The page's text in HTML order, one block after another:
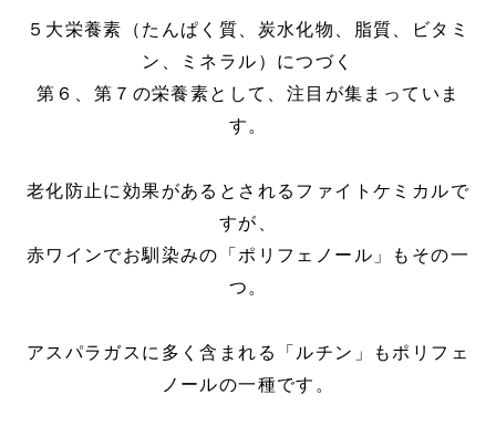
５大栄養素（たんぱく質、炭水化物、脂質、ビタミ
ン、ミネラル）につづく
第６、第７の栄養素として、注目が集まっていま
す。
老化防止に効果があるとされるファイトケミカルで
すが、
赤ワインでお馴染みの「ポリフェノール」もその一
つ。
アスパラガスに多く含まれる「ルチン」もポリフェ
ノールの一種です。